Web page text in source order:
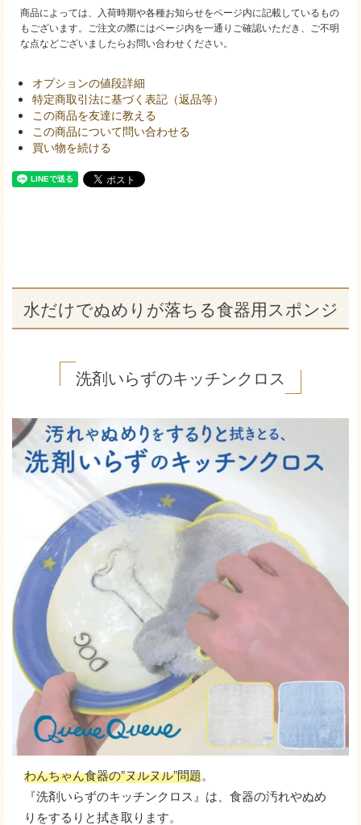
商品によっては、入荷時期や各種お知らせをページ内に記載しているもの
もございます。ご注文の際にはページ内を一通りご確認いただき、ご不明
な点などございましたらお問い合わせください。
オプションの値段詳細
特定商取引法に基づく表記（返品等）
この商品を友達に教える
この商品について問い合わせる
買い物を続ける
水だけでぬめりが落ちる食器用スポンジ
洗剤いらずのキッチンクロス
わんちゃん食器の”ヌルヌル”問題。
『洗剤いらずのキッチンクロス』は、食器の汚れやぬめ
りをするりと拭き取ります。